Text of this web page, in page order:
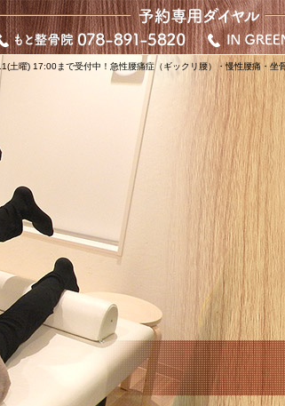
土曜) 17:00まで受付中！急性腰痛症（ギックリ腰）・慢性腰痛・坐